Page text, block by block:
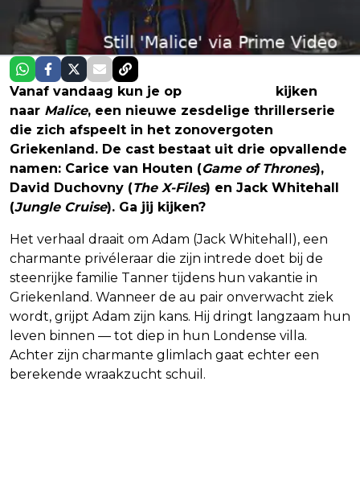
Vanaf vandaag kun je op
kijken
naar Malice, een nieuwe zesdelige thrillerserie
die zich afspeelt in het zonovergoten
Griekenland. De cast bestaat uit drie opvallende
namen: Carice van Houten (Game of Thrones),
David Duchovny (The X-Files) en Jack Whitehall
(Jungle Cruise). Ga jij kijken?
Het verhaal draait om Adam (Jack Whitehall), een
charmante privéleraar die zijn intrede doet bij de
steenrijke familie Tanner tijdens hun vakantie in
Griekenland. Wanneer de au pair onverwacht ziek
wordt, grijpt Adam zijn kans. Hij dringt langzaam hun
leven binnen — tot diep in hun Londense villa.
Achter zijn charmante glimlach gaat echter een
berekende wraakzucht schuil.